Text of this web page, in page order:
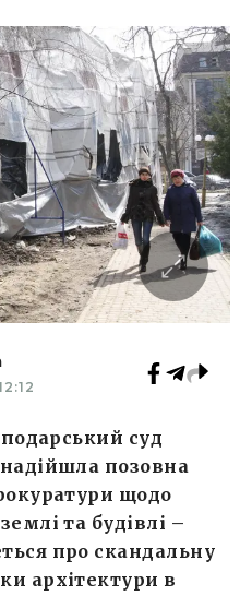
суд
надійшла позовна
щодо
та будівлі –
про скандальну
архітектури в